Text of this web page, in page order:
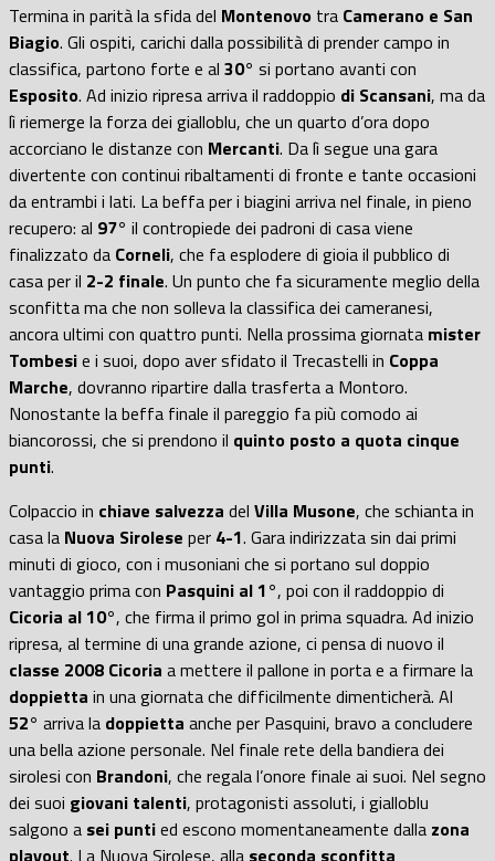
Termina in parità la sfida del Montenovo tra Camerano e San
Biagio. Gli ospiti, carichi dalla possibilità di prender campo in
classifica, partono forte e al 30° si portano avanti con
Esposito. Ad inizio ripresa arriva il raddoppio di Scansani, ma da
lì riemerge la forza dei gialloblu, che un quarto d’ora dopo
accorciano le distanze con Mercanti. Da lì segue una gara
divertente con continui ribaltamenti di fronte e tante occasioni
da entrambi i lati. La beffa per i biagini arriva nel finale, in pieno
recupero: al 97° il contropiede dei padroni di casa viene
finalizzato da Corneli, che fa esplodere di gioia il pubblico di
casa per il 2-2 finale. Un punto che fa sicuramente meglio della
sconfitta ma che non solleva la classifica dei cameranesi,
ancora ultimi con quattro punti. Nella prossima giornata mister
Tombesie i suoi, dopo aver sfidato il Trecastelli in Coppa
Marche, dovranno ripartire dalla trasferta a Montoro.
Nonostante la beffa finale il pareggio fa più comodo ai
biancorossi, che si prendono il quinto posto a quota cinque
punti.
Colpaccio in chiave salvezza del Villa Musone, che schianta in
casa la Nuova Sirolese per 4-1. Gara indirizzata sin dai primi
minuti di gioco, con i musoniani che si portano sul doppio
vantaggio prima con Pasquini al 1°, poi con il raddoppio di
Cicoria al 10°, che firma il primo gol in prima squadra. Ad inizio
ripresa, al termine di una grande azione, ci pensa di nuovo il
classe 2008 Cicoria a mettere il pallone in porta e a firmare la
doppietta in una giornata che difficilmente dimenticherà. Al
52° arriva la doppietta anche per Pasquini, bravo aconcludere
una bella azione personale. Nel finale rete della bandiera dei
sirolesi con Brandoni, che regala l’onore finale ai suoi. Nel segno
dei suoi giovani talenti, protagonisti assoluti, i gialloblu
salgono a sei puntied escono momentaneamente dalla zona
playout. La Nuova Sirolese, alla seconda sconfitta